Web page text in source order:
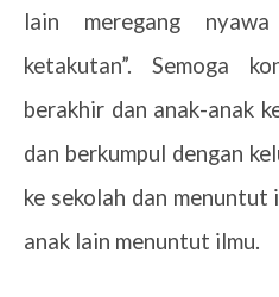
lain meregang
ketakutan”. Semoga
berakhir dan anak-anak
dan berkumpul dengan
ke sekolah dan menuntut
anak lain menuntut ilmu.